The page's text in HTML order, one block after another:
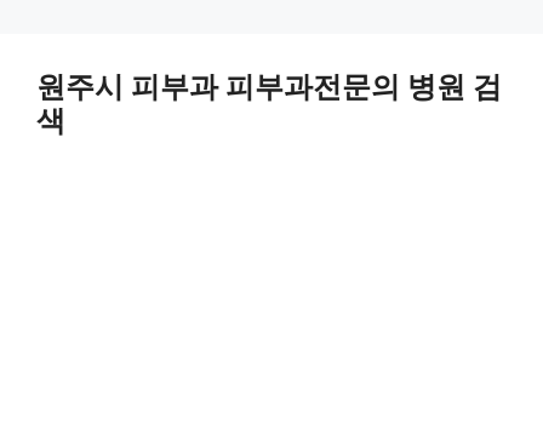
원주시 피부과 피부과전문의 병원 검
색